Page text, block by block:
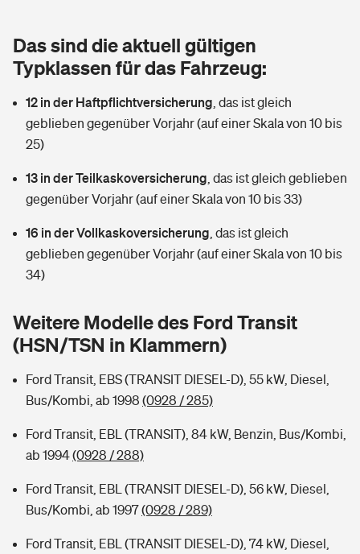
Tools
Wer versichert was: Jetzt Versicherer finden
Sie haben Fragen?
Glasversicherung
Mietkautionsversicherung
Restkreditversicherung
Tools
Hochwasser-Check: Wie gefährdet ist Ihr Haus?
Sie haben Fragen?
Kinderunfall­ver­si­che­rung
Kinderinvalidität
Hundehalter-Haftpflicht
Handyversicherung
Private Cyberversicherung
Zur Übersicht
Kinderunfall-Check: Mehr Sicherheit für deine Kids
Dread-Disease-Versicherung
Tierkrankenversicherung
Zur Übersicht
Tools
Wer versichert was: Jetzt Versicherer finden
Rentenrechner: Wie viel Geld bekomme ich im Alter?
Das sind die aktuell gültigen
Typklassen für das Fahrzeug:
12 in der Haftpflichtversicherung das ist gleich
geblieben gegenüber Vorjahr (auf einer Skala von 10 bis
25)
13 in der Teilkaskoversicherung das ist gleich geblieben
gegenüber Vorjahr (auf einer Skala von 10 bis 33)
16 in der Vollkaskoversicherung das ist gleich
geblieben gegenüber Vorjahr (auf einer Skala von 10 bis
34)
Weitere Modelle des Ford Transit
(HSN/TSN in Klammern)
Ford Transit, EBS (TRANSIT DIESEL-D), 55 kW, Diesel,
Bus/Kombi, ab 1998 (0928 / 285)
Ford Transit, EBL (TRANSIT), 84 kW, Benzin, Bus/Kombi,
ab 1994(0928 / 288)
Ford Transit, EBL (TRANSIT DIESEL-D), 56 kW, Diesel,
Bus/Kombi, ab 1997(0928 / 289)
Ford Transit, EBL (TRANSIT DIESEL-D), 74 kW, Diesel,